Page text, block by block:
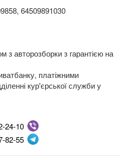
64509891030
з авторозборки з гарантією на
платіжними
кур'єрської служби у
24-10
82-55